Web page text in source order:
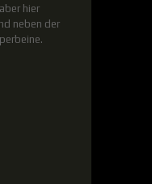
hier
neben der